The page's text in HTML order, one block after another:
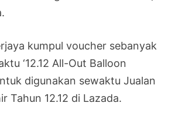
kumpul voucher sebanyak
‘12.12 All-Out Balloon
digunakan sewaktu Jualan
Tahun 12.12 di Lazada.